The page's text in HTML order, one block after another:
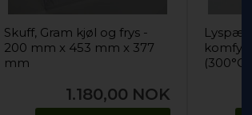
Skuff, Gram kjøl og frys -
200 mm x 453 mm x 377
mm
1.180,00 NOK
komfyr
(300°C)